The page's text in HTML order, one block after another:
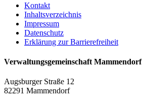
Kontakt
Inhaltsverzeichnis
Impressum
Datenschutz
Erklärung zur Barrierefreiheit
Verwaltungsgemeinschaft Mammendorf
Augsburger Straße 12
82291 Mammendorf